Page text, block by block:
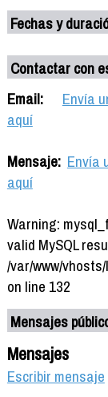
Fechas y
Contactar con
Email:
Envía
aquí
Mensaje: Envía
aquí
Warning:
valid MySQL
/var/www/
on line 132
Mensajes
Mensajes
Escribir mensaje